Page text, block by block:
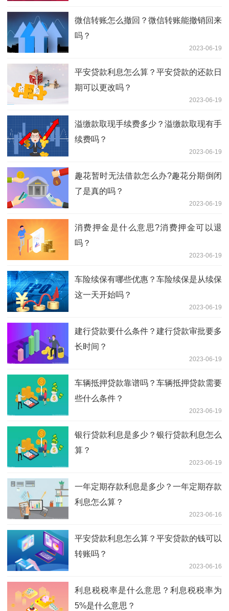
微信转账怎么撤回？微信转账能撤销回来
吗？
2023-06-19
平安贷款利息怎么算？平安贷款的还款日
期可以更改吗？
2023-06-19
溢缴款取现手续费多少？溢缴款取现有手
续费吗？
2023-06-19
趣花暂时无法借款怎么办?趣花分期倒闭
了是真的吗？
2023-06-19
消费押金是什么意思?消费押金可以退
吗？
2023-06-19
车险续保有哪些优惠？车险续保是从续保
这一天开始吗？
2023-06-19
建行贷款要什么条件？建行贷款审批要多
长时间？
2023-06-19
车辆抵押贷款靠谱吗？车辆抵押贷款需要
些什么条件？
2023-06-19
银行贷款利息是多少？银行贷款利息怎么
算？
2023-06-19
一年定期存款利息是多少？一年定期存款
利息怎么算？
2023-06-16
平安贷款利息怎么算？平安贷款的钱可以
转账吗？
2023-06-16
利息税税率是什么意思？利息税税率为
5%是什么意思？